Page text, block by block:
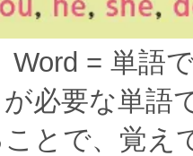
Word = 単語
必要な単語
とで、覚え